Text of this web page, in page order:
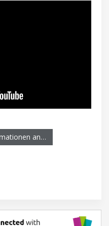
an…